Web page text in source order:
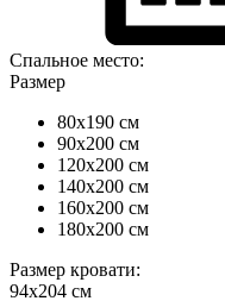
Спальное место:
Размер
80x190 см
90x200 см
120x200 см
140x200 см
160x200 см
180x200 см
Размер кровати:
94x204 см